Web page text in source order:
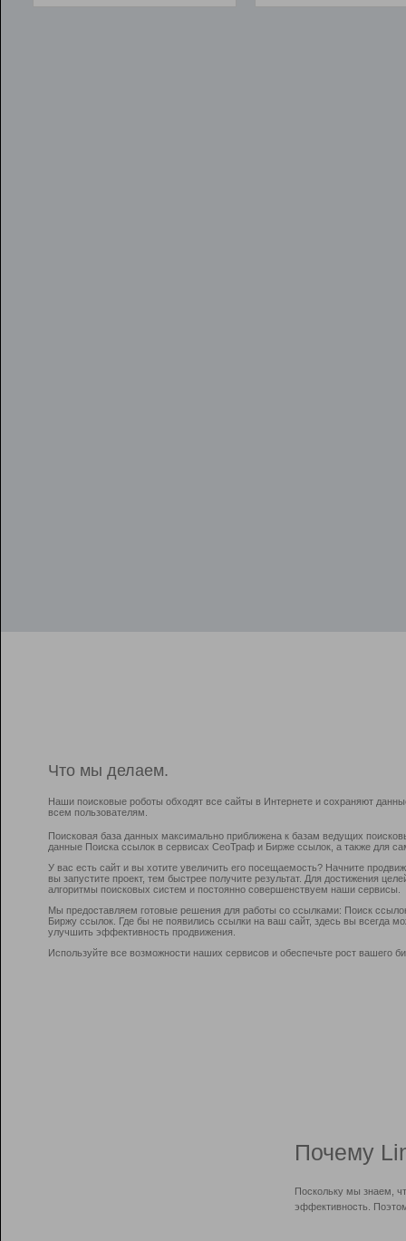
Что мы делаем.
Наши поисковые роботы обходят все сайты в Интернете и сохраняют
всем пользователям.
Поисковая база данных максимально приближена к базам ведущих
данные Поиска ссылок в сервисах СеоТраф и Бирже ссылок, а также для
У вас есть сайт и вы хотите увеличить его посещаемость? Начните
вы запустите проект, тем быстрее получите результат. Для достижения
алгоритмы поисковых систем и постоянно совершенствуем наши сервисы.
Мы предоставляем готовые решения для работы со ссылками: Поиск
Биржу ссылок. Где бы не появились ссылки на ваш сайт, здесь вы всегда
улучшить эффективность продвижения.
Используйте все возможности наших сервисов и обеспечьте рост вашего
Почему
Поскольку мы знаем,
эффективность.